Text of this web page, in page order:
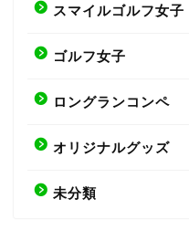
スマイルゴルフ女子
ゴルフ女子
ロングランコンペ
オリジナルグッズ
未分類